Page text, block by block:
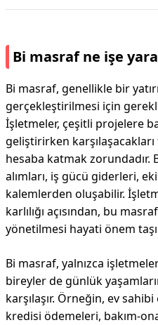
Bi masraf ne işe
Bi masraf, genellikle bir
gerçekleştirilmesi için
İşletmeler, çeşitli projelere
geliştirirken
hesaba katmak zorundadır.
alımları, iş gücü giderleri,
kalemlerden oluşabilir.
karlılığı açısından, bu
yönetilmesi hayati önem
Bi masraf, yalnızca
bireyler de günlük
karşılaşır. Örneğin, ev
kredisi ödemeleri, bakım-